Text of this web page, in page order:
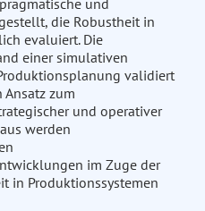
und
die Robustheit in
evaluiert. Die
einer simulativen
validiert
zum
und operativer
werden
im Zuge der
in Produktionssystemen